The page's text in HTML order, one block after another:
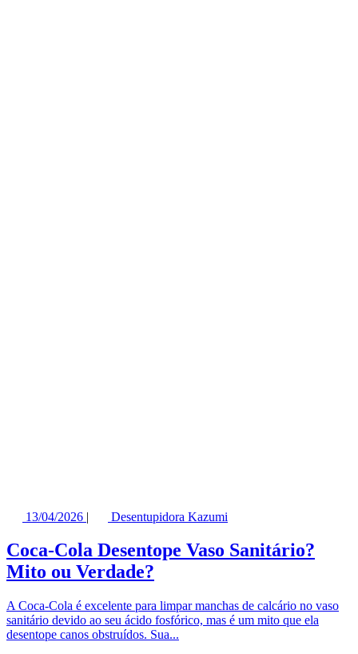
13/04/2026 | Desentupidora Kazumi
Coca-Cola Desentope Vaso Sanitário?
Mito ou Verdade?
A Coca-Cola é excelente para limpar manchas de calcário no vaso
sanitário devido ao seu ácido fosfórico, mas é um mito que ela
desentope canos obstruídos. Sua...